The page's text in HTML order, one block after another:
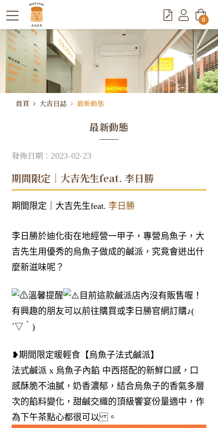
首頁 大吉日誌 最新動態
最新動態
發佈日期：2023-02-23
期間限定｜大吉先生feat. 李日勝
期間限定｜大吉先生feat. 李日勝
李日勝於迪化街在地經營一甲子，專營烏魚子，大
吉先生用優秀的烏魚子做成的鹹派，究竟會迸出什
麼新滋味呢？
溫馨提醒
目前這款鹹派店內沒有販售喔！
有興趣的朋友可以前往購買或李日勝官網訂購♪(
´▽｀)
❥期間限定暖輕食【烏魚子法式鹹派】
法式鹹派 x 烏魚子內餡 中西搭配的新鮮口感，口
感酥脆不油膩，奶香濃郁，結合烏魚子的香氣多層
次的餡料變化，甜鹹交織的頂級饗宴份量適中，作
為下午茶點心都很可以 。
0